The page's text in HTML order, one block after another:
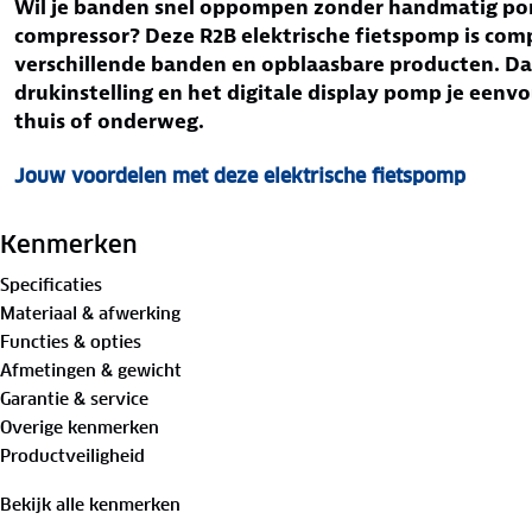
Wil je banden snel oppompen zonder handmatig
compressor? Deze R2B elektrische fietspomp is
verschillende banden en opblaasbare producten.
drukinstelling en het digitale display pomp je
thuis of onderweg.
Jouw voordelen met deze elektrische fietspomp
Draagbare compressor
Multifunctionele compressor bandenpomp
sportballen.
Digitale drukweergave
Oplaadbaar via USB C
Ingebouwde verlichting
Elektrische fietspomp met automatische bediening
Deze elektrische fietspomp werkt met een digitaal
Hierdoor pomp je banden gecontroleerd op zonder
Kenmerken
Specificaties
Materiaal & afwerking
Functies & opties
Afmetingen & gewicht
Garantie & service
Overige kenmerken
Productveiligheid
Bekijk alle kenmerken